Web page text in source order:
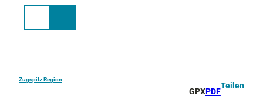
Zugspitz Region
GPXPDF
Teilen